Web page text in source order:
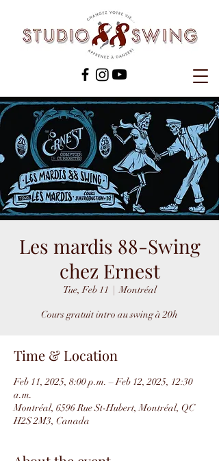
Les mardis 88-Swing
chez Ernest
Tue, Feb 11
  |
Montréal
Cours gratuit intro au swing à 20h
Time & Location
Feb 11, 2025, 8:00 p.m. – Feb 12, 2025, 12:30
a.m.
Montréal, 6596 Rue St-Hubert, Montréal, QC
H2S 2M3, Canada